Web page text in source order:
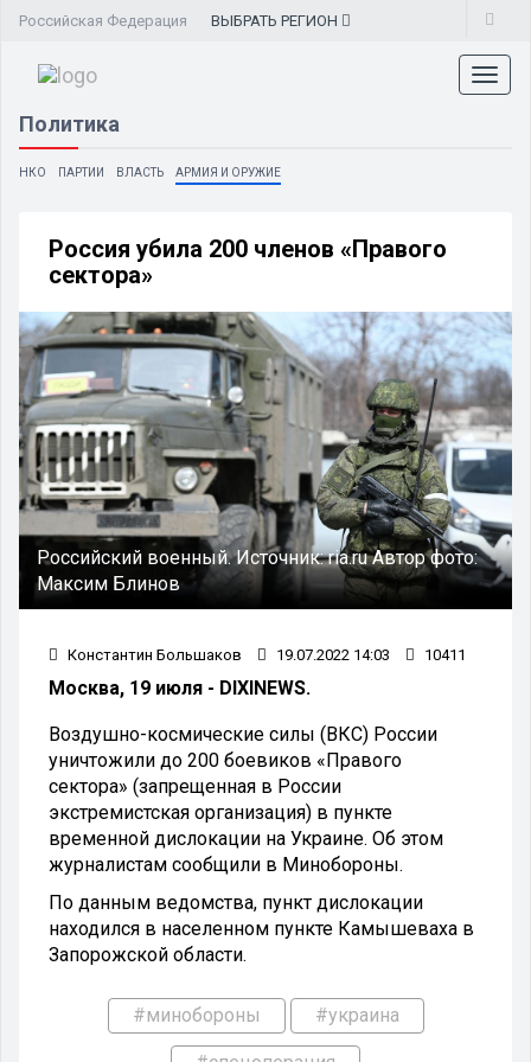
Российская Федерация ВЫБРАТЬ РЕГИОН
Политика
НКО ПАРТИИ ВЛАСТЬ АРМИЯ И ОРУЖИЕ
Россия убила 200 членов «Правого
сектора»
Российский военный.Источник:ria.ruАвтор фото:
Максим Блинов
Константин Большаков 19.07.2022 14:03 10411
Москва, 19 июля - DIXINEWS.
Воздушно-космические силы (ВКС) России
уничтожили до 200 боевиков «Правого
сектора» (запрещенная в России
экстремистская организация) в пункте
временной дислокации на Украине. Об этом
журналистам сообщили в Минобороны.
По данным ведомства, пункт дислокации
находился в населенном пункте Камышеваха в
Запорожской области.
#минобороны #украина